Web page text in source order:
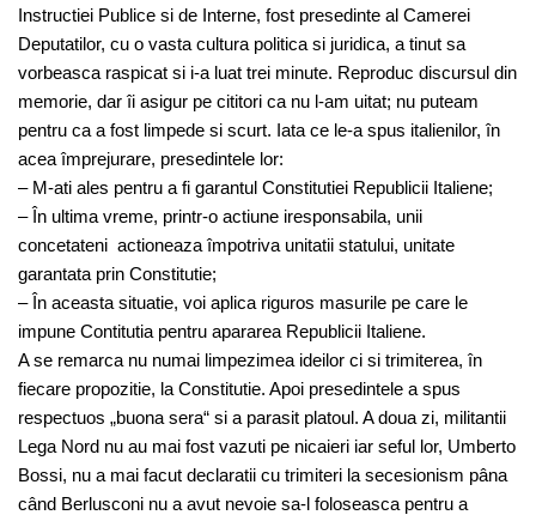
Instructiei Publice si de Interne, fost presedinte al Camerei
Deputatilor, cu o vasta cultura politica si juridica, a tinut sa
vorbeasca raspicat si i-a luat trei minute. Reproduc discursul din
memorie, dar îi asigur pe cititori ca nu l-am uitat; nu puteam
pentru ca a fost limpede si scurt. Iata ce le-a spus italienilor, în
acea împrejurare, presedintele lor:
– M-ati ales pentru a fi garantul Constitutiei Republicii Italiene;
– În ultima vreme, printr-o actiune iresponsabila, unii
concetateni actioneaza împotriva unitatii statului, unitate
garantata prin Constitutie;
– În aceasta situatie, voi aplica riguros masurile pe care le
impune Contitutia pentru apararea Republicii Italiene.
A se remarca nu numai limpezimea ideilor ci si trimiterea, în
fiecare propozitie, la Constitutie. Apoi presedintele a spus
respectuos „buona sera“ si a parasit platoul. A doua zi, militantii
Lega Nord nu au mai fost vazuti pe nicaieri iar seful lor, Umberto
Bossi, nu a mai facut declaratii cu trimiteri la secesionism pâna
când Berlusconi nu a avut nevoie sa-l foloseasca pentru a